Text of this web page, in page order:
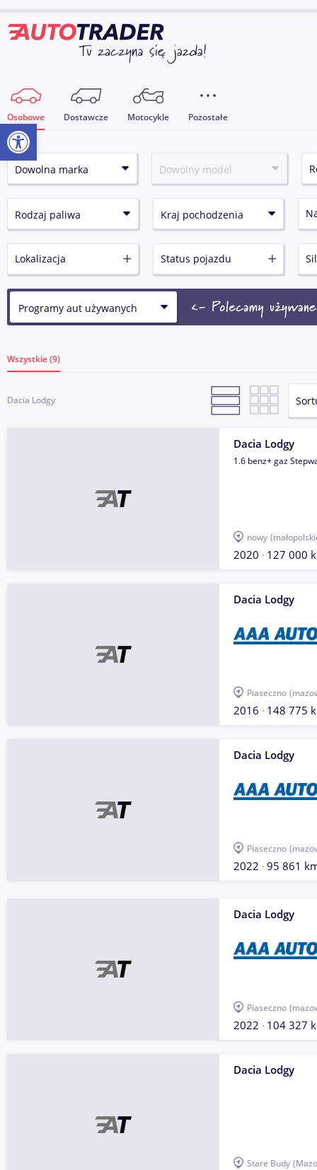
Osobowe Dostawcze Motocykle Pozostałe
Lokalizacja Status pojazdu
Wszystkie (9)
Dacia Lodgy
Dacia Lodgy
1.6 benz+ gaz
nowy
2020 127 000
Dacia Lodgy
Piaseczno
2016 148 775
Dacia Lodgy
Piaseczno
2022 95 861
Dacia Lodgy
Piaseczno
2022 104 327
Dacia Lodgy
Stare Budy
Otwórz pasek narzędzi